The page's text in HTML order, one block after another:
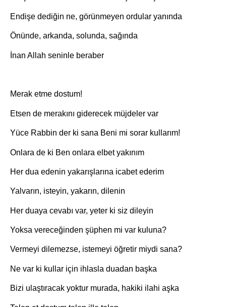
Endişe dediğin ne, görünmeyen ordular yanında
Önünde, arkanda, solunda, sağında
İnan Allah seninle beraber
Merak etme dostum!
Etsen de merakını giderecek müjdeler var
Yüce Rabbin der ki sana Beni mi sorar kullarım!
Onlara de ki Ben onlara elbet yakınım
Her dua edenin yakarışlarına icabet ederim
Yalvarın, isteyin, yakarın, dilenin
Her duaya cevabı var, yeter ki siz dileyin
Yoksa vereceğinden şüphen mi var kuluna?
Vermeyi dilemezse, istemeyi öğretir miydi sana?
Ne var ki kullar için ihlasla duadan başka
Bizi ulaştıracak yoktur murada, hakiki ilahi aşka